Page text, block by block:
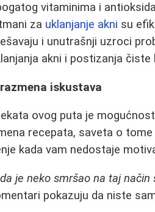
vitaminima i
za uklanjanje akni su
i unutrašnji uzroci
akni i postizanja čiste
iskustava
ovog puta je
recepata, saveta o
kada vam nedostaje
je neko smršao na taj
pokazuju da niste